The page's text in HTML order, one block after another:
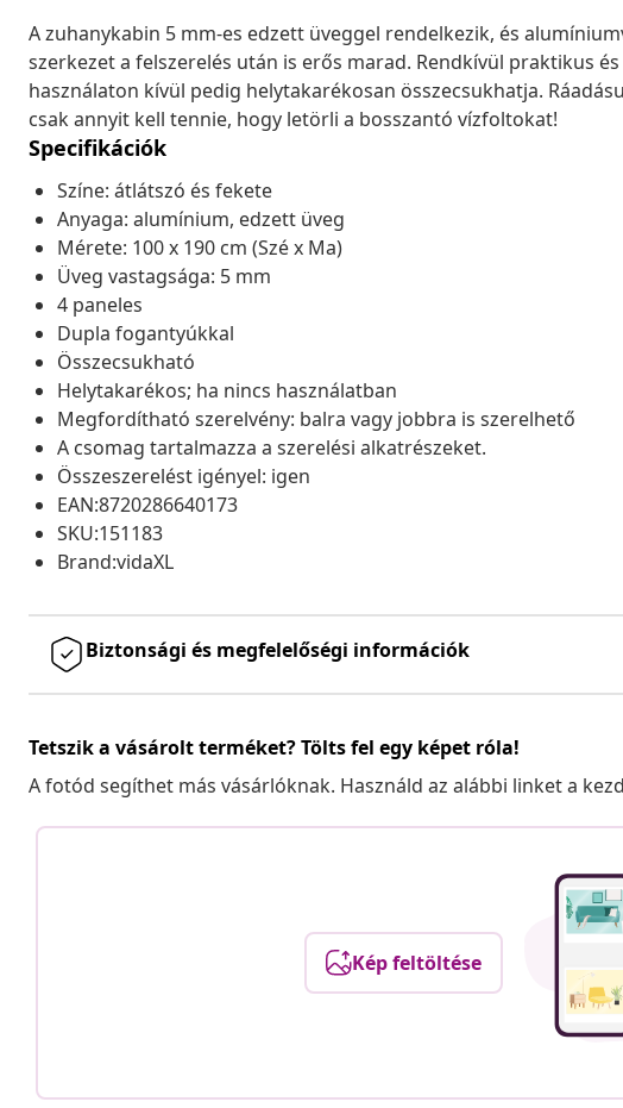
A zuhanykabin 5 mm-es edzett üveggel rendelkezik, és
szerkezet a felszerelés után is erős marad. Rendkívül praktikus
használaton kívül pedig helytakarékosan összecsukhatja.
csak annyit kell tennie, hogy letörli a bosszantó vízfoltokat!
Specifikációk
Színe: átlátszó és fekete
Anyaga: alumínium, edzett üveg
Mérete: 100 x 190 cm (Szé x Ma)
Üveg vastagsága: 5 mm
4 paneles
Dupla fogantyúkkal
Összecsukható
Helytakarékos; ha nincs használatban
Megfordítható szerelvény: balra vagy jobbra is szerelhető
A csomag tartalmazza a szerelési alkatrészeket.
Összeszerelést igényel: igen
EAN:8720286640173
SKU:151183
Brand:vidaXL
Biztonsági és megfelelőségi információk
Tetszik a vásárolt terméket? Tölts fel egy képet róla!
A fotód segíthet más vásárlóknak. Használd az alábbi linket a
Kép feltöltése